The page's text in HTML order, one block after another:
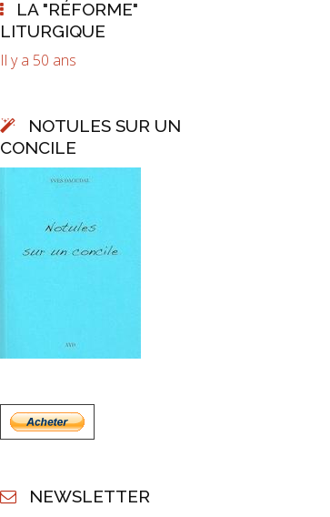
LA "RÉFORME"
LITURGIQUE
Il y a 50 ans
NOTULES SUR UN
CONCILE
NEWSLETTER